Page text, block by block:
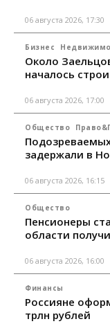
06 августа 2026, 17:30
Бизнес
Около
началось
06 августа 2026, 17:00
Общество
задержали в
06 августа 2026, 16:15
Общество
Пенсионеры
области
06 августа 2026, 16:00
Финансы
Россияне
трлн рублей